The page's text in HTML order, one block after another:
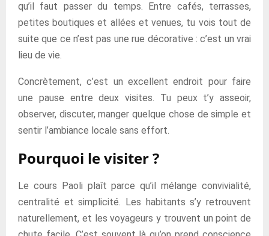
qu’il faut passer du temps. Entre cafés, terrasses,
petites boutiques et allées et venues, tu vois tout de
suite que ce n’est pas une rue décorative : c’est un vrai
lieu de vie.
Concrètement, c’est un excellent endroit pour faire
une pause entre deux visites. Tu peux t’y asseoir,
observer, discuter, manger quelque chose de simple et
sentir l’ambiance locale sans effort.
Pourquoi le visiter ?
Le cours Paoli plaît parce qu’il mélange convivialité,
centralité et simplicité. Les habitants s’y retrouvent
naturellement, et les voyageurs y trouvent un point de